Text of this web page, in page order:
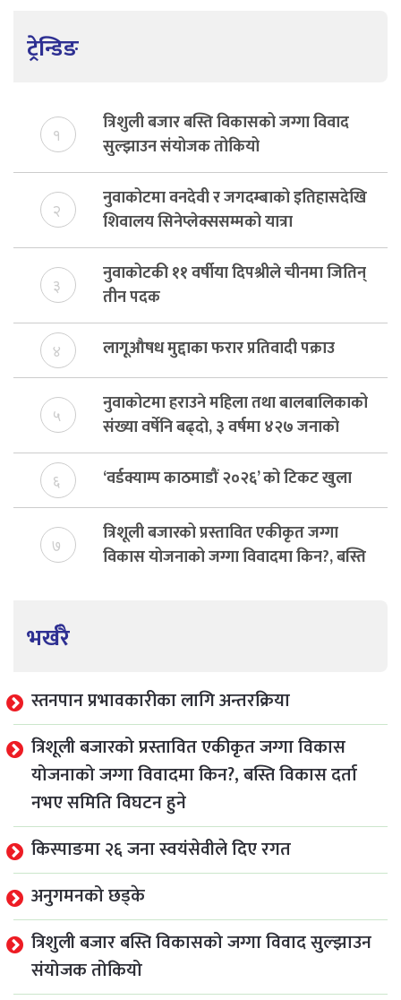
ट्रेन्डिङ
१
त्रिशुली बजार बस्ति विकासको जग्गा विवाद
सुल्झाउन संयोजक तोकियो
२
नुवाकोटमा वनदेवी र जगदम्बाको इतिहासदेखि
शिवालय सिनेप्लेक्ससम्मको यात्रा
३
नुवाकोटकी ११ वर्षीया दिपश्रीले चीनमा जितिन्
तीन पदक
४ लागूऔषध मुद्दाका फरार प्रतिवादी पक्राउ
५
नुवाकोटमा हराउने महिला तथा बालबालिकाको
संख्या वर्षेनि बढ्दो, ३ वर्षमा ४२७ जनाको
उद्धार
६ ‘वर्डक्याम्प काठमाडौं २०२६’ को टिकट खुला
७
त्रिशूली बजारको प्रस्तावित एकीकृत जग्गा
विकास योजनाको जग्गा विवादमा किन?, बस्ति
भर्खरै
स्तनपान प्रभावकारीका लागि अन्तरक्रिया
त्रिशूली बजारको प्रस्तावित एकीकृत जग्गा विकास
योजनाको जग्गा विवादमा किन?, बस्ति विकास दर्ता
नभए समिति विघटन हुने
किस्पाङमा २६ जना स्वयंसेवीले दिए रगत
अनुगमनको छड्के
त्रिशुली बजार बस्ति विकासको जग्गा विवाद सुल्झाउन
संयोजक तोकियो